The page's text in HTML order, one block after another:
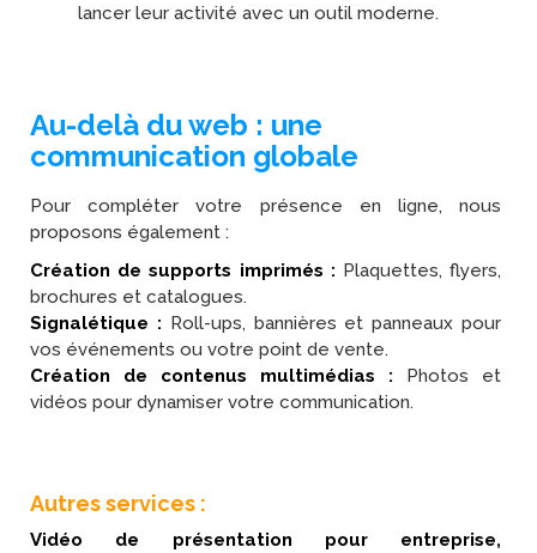
lancer leur activité avec un outil moderne.
Au-delà du web : une
communication globale
Pour compléter votre présence en ligne, nous
proposons également :
Création de supports imprimés : Plaquettes, flyers,
brochures et catalogues.
Signalétique : Roll-ups, bannières et panneaux pour
vos événements ou votre point de vente.
Création de contenus multimédias : Photos et
vidéos pour dynamiser votre communication.
Autres services :
Vidéo de présentation pour entreprise,